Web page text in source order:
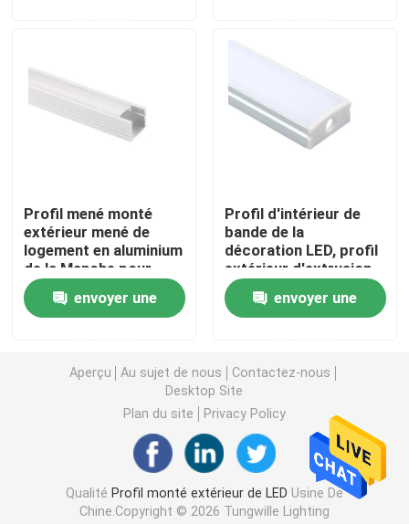
Profil de la plaque de plâtre LED
Profil faisant le coin de LED
Profil circulaire de LED
lumières linéaires menées
Bandes de l'ÉPI LED
Bandes de SMD LED
Profil mené monté
extérieur mené de
logement en aluminium
de la Manche pour
l'éclairage de bureau
envoyer une
Profil d'intérieur de
bande de la
décoration LED, profil
extérieur d'extrusion
de LED
envoyer une
Aperçu Au sujet de nous
Contactez-nous
Desktop Site
Plan du site
Privacy Policy
Qualité Profil monté extérieur de LED Usine De
Chine.Copyright © 2026 Tungwille Lighting